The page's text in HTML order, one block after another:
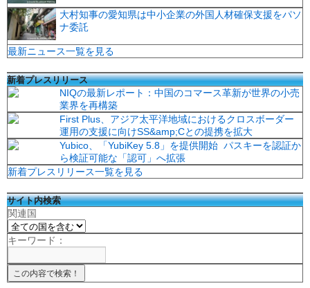
大村知事の愛知県は中小企業の外国人材確保支援をパソ
ナ委託
最新ニュース一覧を見る
新着プレスリリース
NIQの最新レポート：中国のコマース革新が世界の小売
業界を再構築
First Plus、アジア太平洋地域におけるクロスボーダー
運用の支援に向けSS&amp;Cとの提携を拡大
Yubico、「YubiKey 5.8」を提供開始 パスキーを認証か
ら検証可能な「認可」へ拡張
新着プレスリリース一覧を見る
サイト内検索
関連国
キーワード：